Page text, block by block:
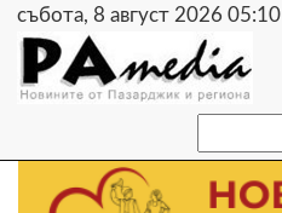
събота, 8 август 2026 05:10